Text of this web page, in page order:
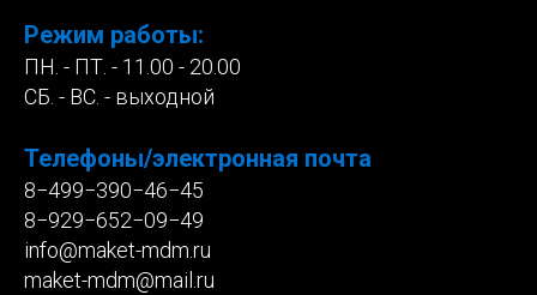
Режим работы:
ПН. - ПТ. - 11.00 - 20.00
СБ. - ВС. - выходной
Телефоны/электронная почта
8−499−390−46−45
8−929−652−09−49
info@maket-mdm.ru
maket-mdm@mail.ru